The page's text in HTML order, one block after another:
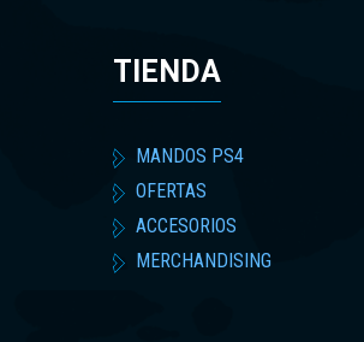
TIENDA
MANDOS PS4
OFERTAS
ACCESORIOS
MERCHANDISING